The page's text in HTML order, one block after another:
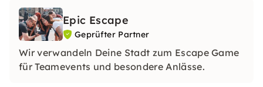
Epic Escape
Geprüfter Partner
Wir verwandeln Deine Stadt zum Escape Game
für Teamevents und besondere Anlässe.